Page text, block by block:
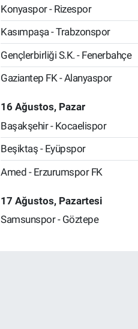
Konyaspor - Rizespor
Kasımpaşa - Trabzonspor
Gençlerbirliği S.K. - Fenerbahçe
Gaziantep FK - Alanyaspor
16 Ağustos, Pazar
Başakşehir - Kocaelispor
Beşiktaş - Eyüpspor
Amed - Erzurumspor FK
17 Ağustos, Pazartesi
Samsunspor - Göztepe